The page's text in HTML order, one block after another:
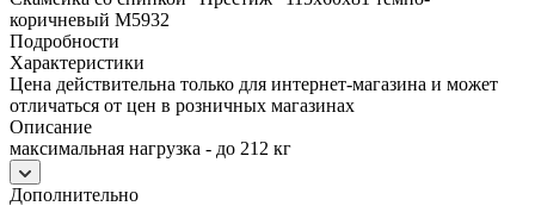
коричневый М5932
Подробности
Характеристики
Цена действительна только для интернет-магазина и может
отличаться от цен в розничных магазинах
Описание
максимальная нагрузка - до 212 кг
Дополнительно